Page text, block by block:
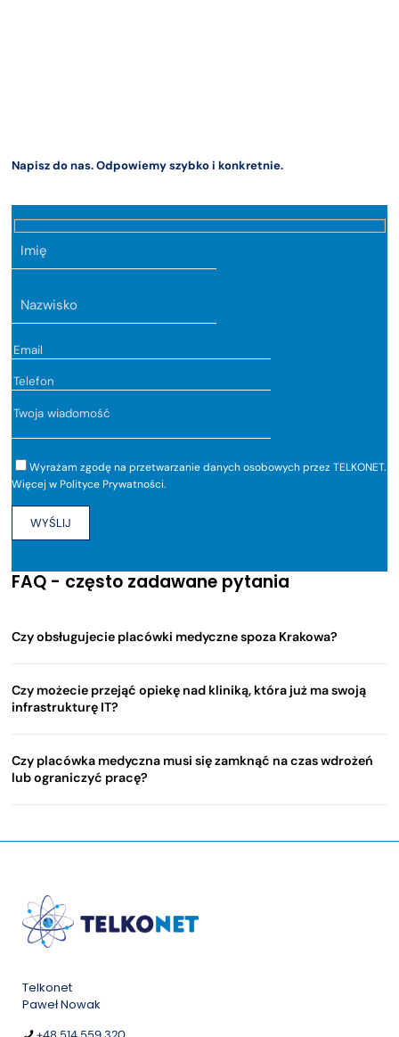
Napisz do nas. Odpowiemy szybko i konkretnie.
Wyrażam zgodę na przetwarzanie danych osobowych przez TELKONET.
Więcej wPolityce Prywatności.
FAQ - często zadawane pytania
Czy obsługujecie placówki medyczne spoza Krakowa?
Czy możecie przejąć opiekę nad kliniką, która już ma swoją
infrastrukturę IT?
Czy placówka medyczna musi się zamknąć na czas wdrożeń
lub ograniczyć pracę?
Telkonet
Paweł Nowak